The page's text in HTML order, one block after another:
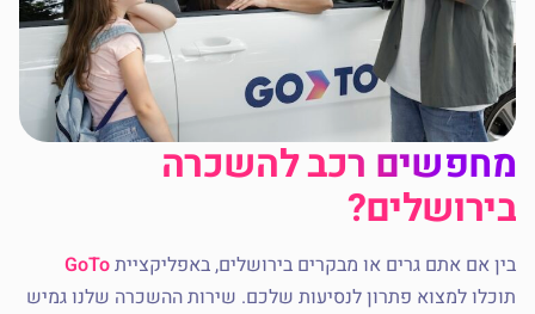
מחפשים רכב להשכרה
בירושלים?
בין אם אתם גרים או מבקרים בירושלים, באפליקצייתGoTo
תוכלו למצוא פתרון לנסיעות שלכם. שירות ההשכרה שלנו גמיש